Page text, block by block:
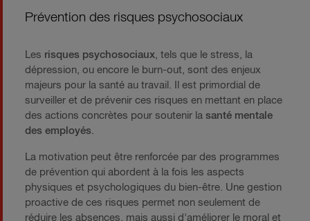
Prévention des risques psychosociaux
Les risques psychosociaux, tels que le stress, la
dépression, ou encore le burn-out, sont des enjeux
majeurs pour la santé au travail. Il est primordial de
surveiller et de prévenir ces risques en mettant en place
des actions concrètes pour soutenir la santé mentale
des employés.
La motivation peut être renforcée par des programmes
de prévention qui abordent à la fois les aspects
physiques et psychologiques du bien-être. Une gestion
proactive de ces risques permet non seulement de
réduire les absences, mais aussi d'améliorer le moral et